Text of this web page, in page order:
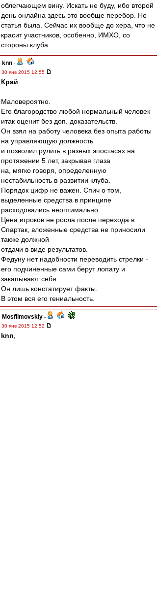
облегчающем вину. Искать не буду, ибо второй
день онлайна здесь это вообще перебор. Но
статья была. Сейчас их вообще до хера, что не
красит участников, особенно, ИМХО, со
стороны клуба.
knn -
30 янв 2015 12:55
Край
Маловероятно.
Его благородство любой нормальный человек
итак оценит без доп. доказательств.
Он взял на работу человека без опыта работы
на управляющую должность
и позволил рулить в разных эпостасях на
протяжении 5 лет, закрывая глаза
на, мягко говоря, определенную
нестабильность в развитии клуба.
Порядок цифр не важен. Спич о том,
выделенные средства в принципе
расходовались неоптимально.
Цена игроков не росла после перехода в
Спартак, вложенные средства не приносили
также должной
отдачи в виде результатов.
Федуну нет надобности переводить стрелки -
его подчиненные сами берут лопату и
закапывают себя.
Он лишь констатирует факты.
В этом вся его гениальность.
Mosfilmovskiy -
30 янв 2015 12:52
knn